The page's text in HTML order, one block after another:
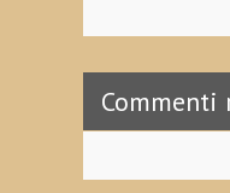
Commenti